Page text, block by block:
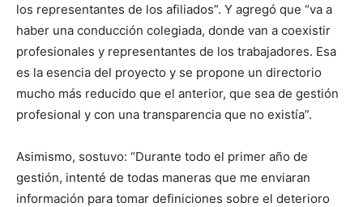
los representantes de los afiliados”. Y agregó que “va a
haber una conducción colegiada, donde van a coexistir
profesionales y representantes de los trabajadores. Esa
es la esencia del proyecto y se propone un directorio
mucho más reducido que el anterior, que sea de gestión
profesional y con una transparencia que no existía”.
Asimismo, sostuvo: “Durante todo el primer año de
gestión, intenté de todas maneras que me enviaran
información para tomar definiciones sobre el deterioro